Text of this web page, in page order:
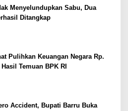
Menyelundupkan Sabu, Dua
Ditangkap
Pulihkan Keuangan Negara Rp.
Temuan BPK RI
Accident, Bupati Barru Buka